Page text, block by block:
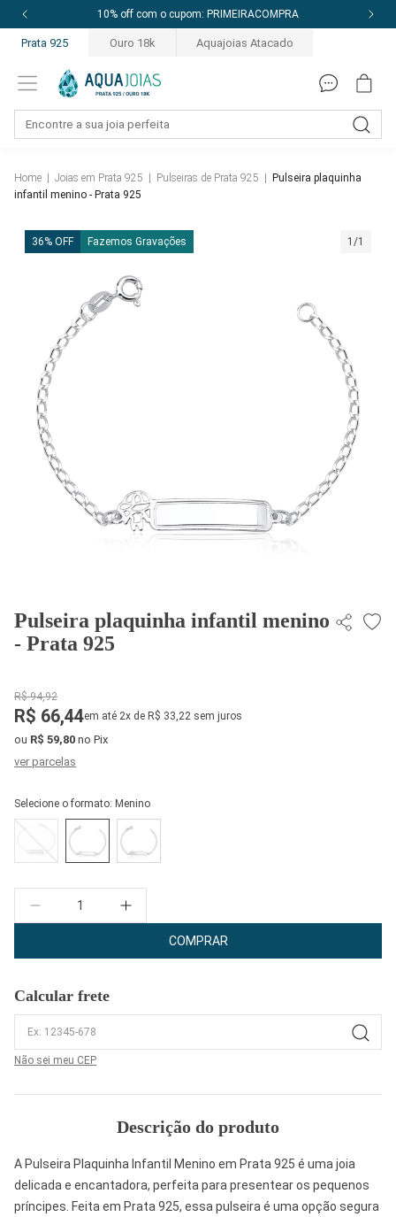
10% off com o cupom: PRIMEIRACOMPRA
Prata 925 Ouro 18k Aquajoias Atacado
Home Joias em Prata 925 Pulseiras de Prata 925
Pulseira plaquinha
infantil menino - Prata 925
36% OFF Fazemos Gravações 1/1
Pulseira plaquinha infantil menino
- Prata 925
R$ 94,92
R$ 66,44em até 2x de R$ 33,22 sem juros
ou R$ 59,80 no Pix
ver parcelas
Selecione o formato: Menino
Quantidade
COMPRAR
Calcular frete
Não sei meu CEP
Descrição do produto
A Pulseira Plaquinha Infantil Menino em Prata 925 é uma joia
delicada e encantadora, perfeita para presentear os pequenos
príncipes. Feita em Prata 925, essa pulseira é uma opção segura